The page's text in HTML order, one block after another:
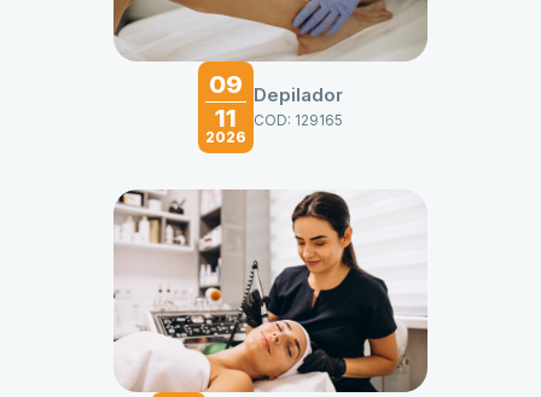
09
11
2026
Depilador
COD: 129165